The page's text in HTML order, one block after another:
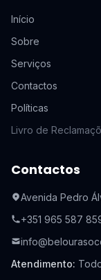
Início
Sobre
Serviços
Contactos
Políticas
Livro de
Contactos
Avenida Pedro
+351 965 587
Atendimento: